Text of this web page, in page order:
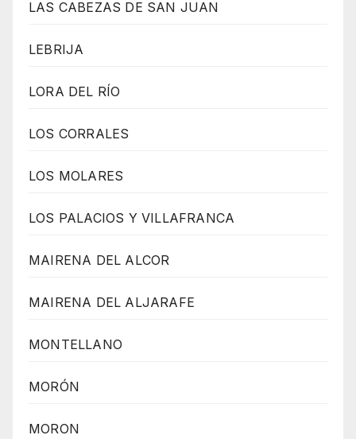
LAS CABEZAS DE SAN JUAN
LEBRIJA
LORA DEL RÍO
LOS CORRALES
LOS MOLARES
LOS PALACIOS Y VILLAFRANCA
MAIRENA DEL ALCOR
MAIRENA DEL ALJARAFE
MONTELLANO
MORÓN
MORON